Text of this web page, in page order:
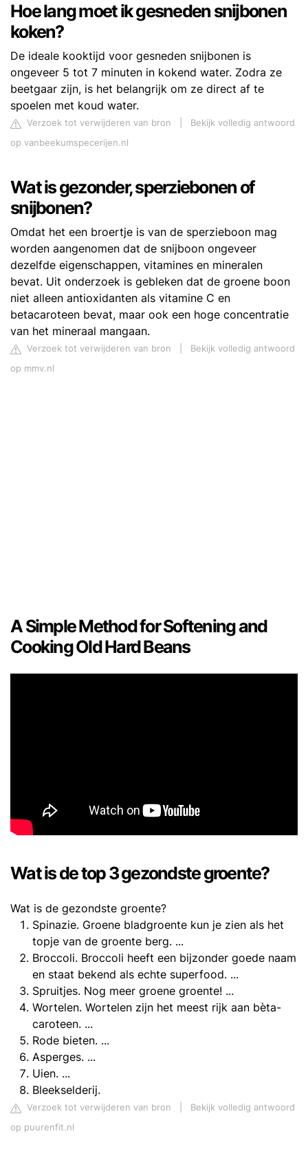
Hoe lang moet ik gesneden snijbonen
koken?
De ideale kooktijd voor gesneden snijbonen is
ongeveer 5 tot 7 minuten in kokend water. Zodra ze
beetgaar zijn, is het belangrijk om ze direct af te
spoelen met koud water.
Verzoek tot verwijderen van bron
Bekijk volledig antwoord
op vanbeekumspecerijen.nl
Wat is gezonder, sperziebonen of
snijbonen?
Omdat het een broertje is van de sperzieboon mag
worden aangenomen dat de snijboon ongeveer
dezelfde eigenschappen, vitamines en mineralen
bevat. Uit onderzoek is gebleken dat de groene boon
niet alleen antioxidanten als vitamine C en
betacaroteen bevat, maar ook een hoge concentratie
van het mineraal mangaan.
Verzoek tot verwijderen van bron
Bekijk volledig antwoord
op mmv.nl
A Simple Method for Softening and
Cooking Old Hard Beans
Wat is de top 3 gezondste groente?
Wat is de gezondste groente?
Spinazie. Groene bladgroente kun je zien als het
topje van de groente berg. ...
Broccoli. Broccoli heeft een bijzonder goede naam
en staat bekend als echte superfood. ...
Spruitjes. Nog meer groene groente! ...
Wortelen. Wortelen zijn het meest rijk aan bèta-
caroteen. ...
Rode bieten. ...
Asperges. ...
Uien. ...
Bleekselderij.
Verzoek tot verwijderen van bron
Bekijk volledig antwoord
op puurenfit.nl